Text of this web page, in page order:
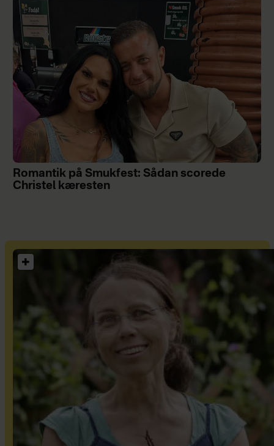
Romantik på Smukfest: Sådan scorede
Christel kæresten